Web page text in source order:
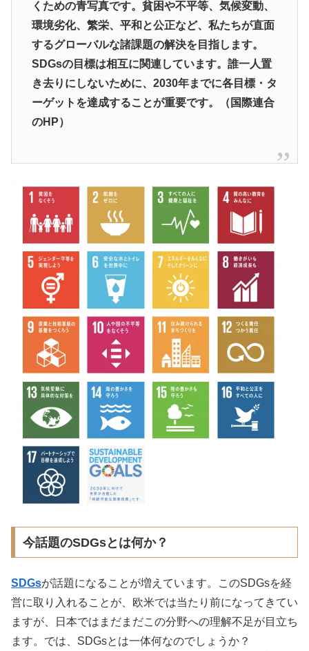
くための青写真です。貧困や不平等、気候変動、
環境劣化、繁栄、平和と公正など、私たちが直面
するグローバルな諸課題の解決を目指します。
SDGsの目標は相互に関連しています。誰一人置
き去りにしないために、2030年までに各目標・タ
ーゲットを達成することが重要です。（国際連合
のHP）
今話題のSDGsとは何か？
SDGsが話題になることが増えています。このSDGsを経
営に取り入れることが、欧米では当たり前になってきてい
ますが、日本ではまだまだこの分野への理解不足が目立ち
ます。では、SDGsとは一体何なのでしょうか？